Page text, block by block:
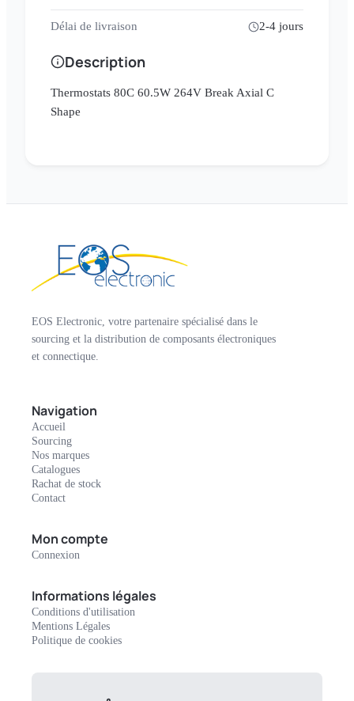
Délai de livraison 2-4 jours
Description
Thermostats 80C 60.5W 264V Break Axial C
Shape
EOS Electronic, votre partenaire spécialisé dans le
sourcing et la distribution de composants électroniques
et connectique.
Navigation
Accueil
Sourcing
Nos marques
Catalogues
Rachat de stock
Contact
Mon compte
Connexion
Informations légales
Conditions d'utilisation
Mentions Légales
Politique de cookies